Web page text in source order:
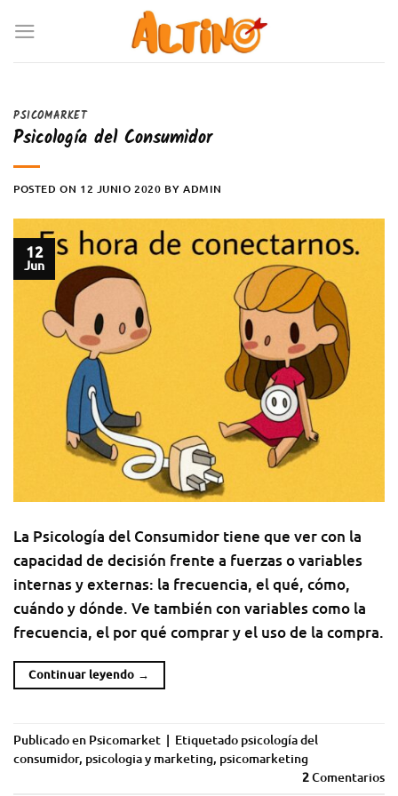
PSICOMARKET
Psicología del Consumidor
POSTED ON 12 JUNIO 2020 BYADMIN
12
Jun
La Psicología del Consumidor tiene que ver con la
capacidad de decisión frente a fuerzas o variables
internas y externas: la frecuencia, el qué, cómo,
cuándo y dónde. Ve también con variables como la
frecuencia, el por qué comprar y el uso de la compra.
Continuar leyendo →
Publicado en Psicomarket | Etiquetado psicología del
consumidor, psicologia y marketing, psicomarketing
2Comentarios